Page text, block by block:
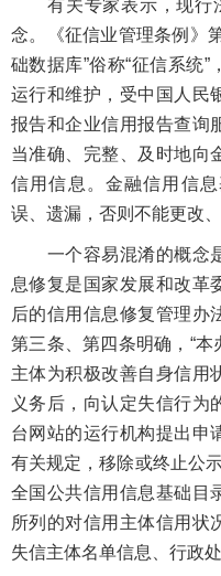
有关专家表示，现行法
念。《征信业管理条例》
础数据库”俗称“征信系统”
运行和维护，受中国人民
报告和企业信用报告查询
当准确、完整、及时地向
信用信息。金融信用信
误、遗漏，否则不能更改、
一个容易混淆的概念是
息修复是国家发展和改革
后的信用信息修复管理办
第三条、第四条明确，“
主体为积极改善自身信用
义务后，向认定失信行为
台网站的运行机构提出申
有关规定，移除或终止公
全国公共信用信息基础目
所列的对信用主体信用状
失信主体名单信息、行政